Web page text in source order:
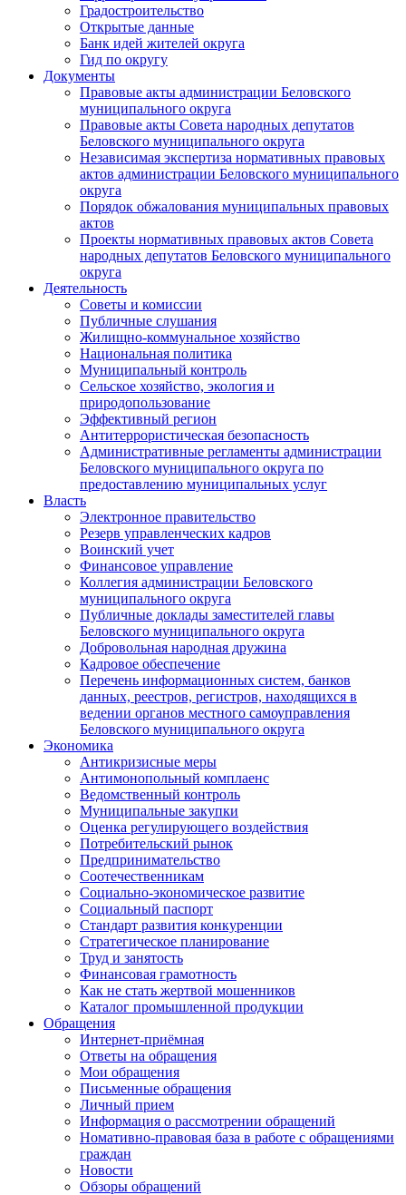
Градостроительство
Открытые данные
Банк идей жителей округа
Гид по округу
Документы
Правовые акты администрации Беловского
муниципального округа
Правовые акты Совета народных депутатов
Беловского муниципального округа
Независимая экспертиза нормативных правовых
актов администрации Беловского муниципального
округа
Порядок обжалования муниципальных правовых
актов
Проекты нормативных правовых актов Совета
народных депутатов Беловского муниципального
округа
Деятельность
Советы и комиссии
Публичные слушания
Жилищно-коммунальное хозяйство
Национальная политика
Муниципальный контроль
Сельское хозяйство, экология и
природопользование
Эффективный регион
Антитеррористическая безопасность
Административные регламенты администрации
Беловского муниципального округа по
предоставлению муниципальных услуг
Власть
Электронное правительство
Резерв управленческих кадров
Воинский учет
Финансовое управление
Коллегия администрации Беловского
муниципального округа
Публичные доклады заместителей главы
Беловского муниципального округа
Добровольная народная дружина
Кадровое обеспечение
Перечень информационных систем, банков
данных, реестров, регистров, находящихся в
ведении органов местного самоуправления
Беловского муниципального округа
Экономика
Антикризисные меры
Антимонопольный комплаенс
Ведомственный контроль
Муниципальные закупки
Оценка регулирующего воздействия
Потребительский рынок
Предпринимательство
Соотечественникам
Социально-экономическое развитие
Социальный паспорт
Стандарт развития конкуренции
Стратегическое планирование
Труд и занятость
Финансовая грамотность
Как не стать жертвой мошенников
Каталог промышленной продукции
Обращения
Интернет-приёмная
Ответы на обращения
Мои обращения
Письменные обращения
Личный прием
Информация о рассмотрении обращений
Номативно-правовая база в работе с обращениями
граждан
Новости
Обзоры обращений